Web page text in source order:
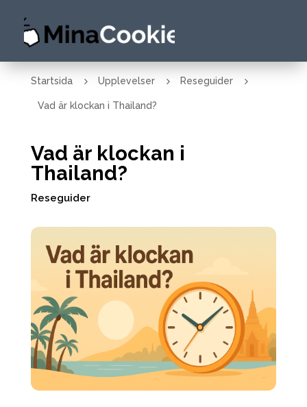
Startsida 5 Upplevelser 5 Reseguider 5
Vad är klockan i Thailand?
Vad är klockan i
Thailand?
Reseguider